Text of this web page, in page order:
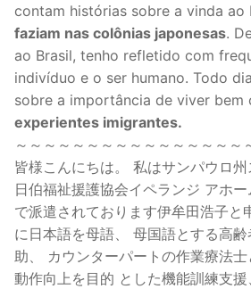
contam histórias sobre a vinda ao
faziam nas colônias japonesas.
ao Brasil, tenho refletido com
indivíduo e o ser humano. Todo
sobre a importância de viver bem
experientes imigrantes.
～～～～～～～～～～～～～～～～
皆様こんにちは。 私はサンパウロ
日伯福祉援護協会イペランジ アホ
で派遣されております伊牟田浩子と
に日本語を母語、 母国語とする高
助、 カウンターパートの作業療法
動作向上を目的 とした機能訓練支